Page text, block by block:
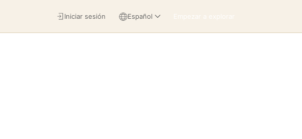
Empezar a explorar
Iniciar sesión Español